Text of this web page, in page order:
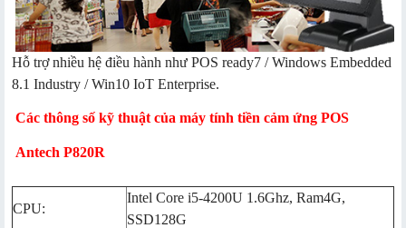
Hỗ trợ nhiều hệ điều hành như POS ready7 / Windows Embedded
8.1 Industry / Win10 IoT Enterprise.
Các thông số kỹ thuật của máy tính tiền cảm ứng POS
Antech P820R
CPU:
Intel Core i5-4200U 1.6Ghz, Ram4G,
SSD128G